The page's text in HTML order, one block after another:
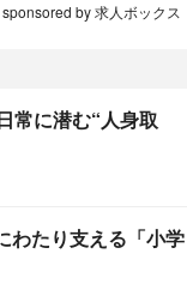
sponsored by 求人ボックス
常に潜む“人身取
わたり支える「小学